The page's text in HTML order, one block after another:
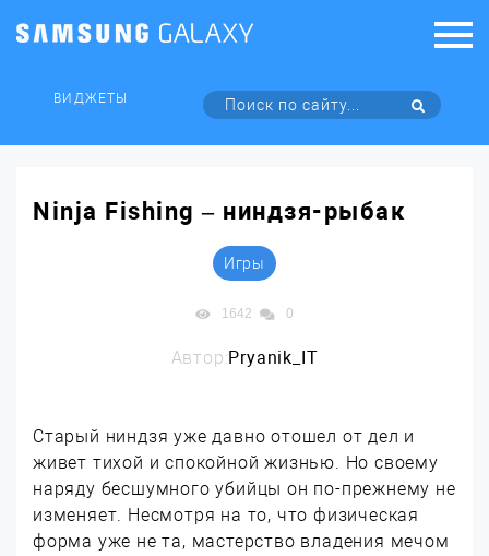
ВИДЖЕТЫ
Ninja Fishing – ниндзя-рыбак
Игры
1642 0
Автор:Pryanik_IT
Старый ниндзя уже давно отошел от дел и
живет тихой и спокойной жизнью. Но своему
наряду бесшумного убийцы он по-прежнему не
изменяет. Несмотря на то, что физическая
форма уже не та, мастерство владения мечом